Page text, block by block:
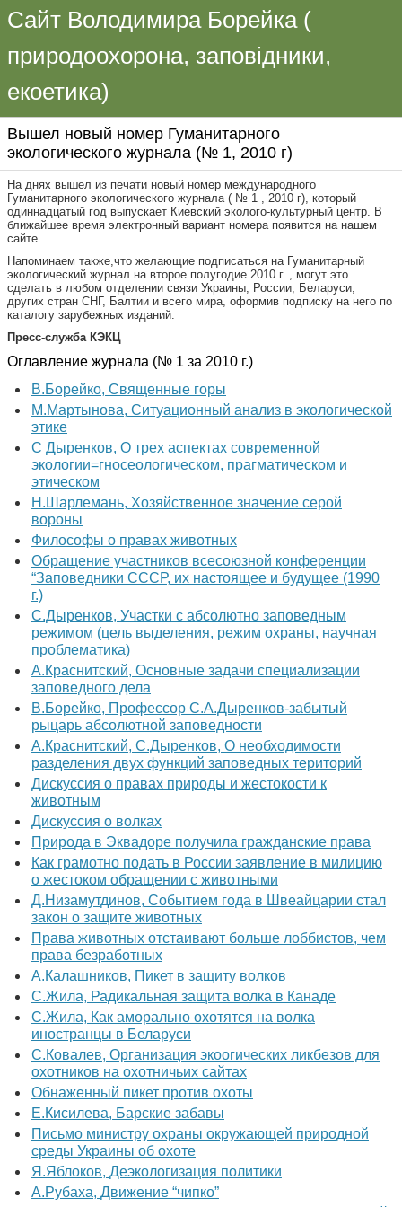
Сайт Володимира Борейка (
природоохорона, заповідники,
екоетика)
Вышел новый номер Гуманитарного
экологического журнала (№ 1, 2010 г)
На днях вышел из печати новый номер международного
Гуманитарного экологического журнала ( № 1 , 2010 г), который
одиннадцатый год выпускает Киевский эколого-культурный центр. В
ближайшее время электронный вариант номера появится на нашем
сайте.
Напоминаем также,что желающие подписаться на Гуманитарный
экологический журнал на второе полугодие 2010 г. , могут это
сделать в любом отделении связи Украины, России, Беларуси,
других стран СНГ, Балтии и всего мира, оформив подписку на него по
каталогу зарубежных изданий.
Пресс-служба КЭКЦ
Оглавление журнала (№ 1 за 2010 г.)
В.Борейко, Священные горы
М.Мартынова, Ситуационный анализ в экологической
этике
С Дыренков, О трех аспектах современной
экологии=гносеологическом, прагматическом и
этическом
Н.Шарлемань, Хозяйственное значение серой
вороны
Философы о правах животных
Обращение участников всесоюзной конференции
“Заповедники СССР, их настоящее и будущее (1990
г.)
С.Дыренков, Участки с абсолютно заповедным
режимом (цель выделения, режим охраны, научная
проблематика)
А.Краснитский, Основные задачи специализации
заповедного дела
В.Борейко, Профессор С.А.Дыренков-забытый
рыцарь абсолютной заповедности
А.Краснитский, С.Дыренков, О необходимости
разделения двух функций заповедных територий
Дискуссия о правах природы и жестокости к
животным
Дискуссия о волках
Природа в Эквадоре получила гражданские права
Как грамотно подать в России заявление в милицию
о жестоком обращении с животными
Д.Низамутдинов, Событием года в Швеайцарии стал
закон о защите животных
Права животных отстаивают больше лоббистов, чем
права безработных
А.Калашников, Пикет в защиту волков
С.Жила, Радикальная защита волка в Канаде
С.Жила, Как аморально охотятся на волка
иностранцы в Беларуси
С.Ковалев, Организация экоогических ликбезов для
охотников на охотничьих сайтах
Обнаженный пикет против охоты
Е.Кисилева, Барские забавы
Письмо министру охраны окружающей природной
среды Украины об охоте
Я.Яблоков, Деэкологизация политики
А.Рубаха, Движение “чипко”